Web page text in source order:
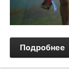
Подробнее